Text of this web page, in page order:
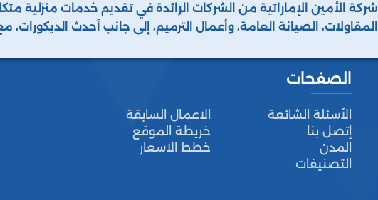
شركة الأمين الإماراتية من الشركات الرائدة في تقديم خدمات منزلية
المقاولات، الصيانة العامة، وأعمال الترميم، إلى جانب أحدث
الصفحات
الأسئلة الشائعة
الاعمال السابقة
إتصل بنا
خريطة الموقع
المدن
خطط الاسعار
التصنيفات